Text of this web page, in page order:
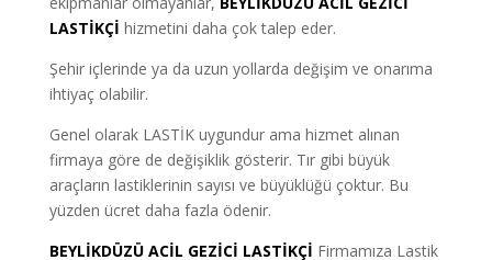
LASTİKÇİ hizmetini daha çok talep eder.
Şehir içlerinde ya da uzun yollarda değişim ve onarıma
ihtiyaç olabilir.
Genel olarak LASTİK uygundur ama hizmet alınan
firmaya göre de değişiklik gösterir. Tır gibi büyük
araçların lastiklerinin sayısı ve büyüklüğü çoktur. Bu
yüzden ücret daha fazla ödenir.
BEYLİKDÜZÜ ACİL GEZİCİ LASTİKÇİ Firmamıza Lastik